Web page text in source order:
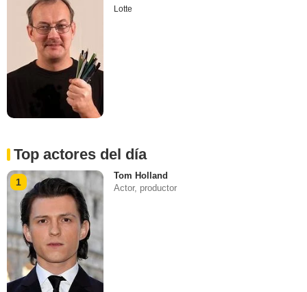
Lotte
Top actores del día
1
Tom Holland
Actor, productor